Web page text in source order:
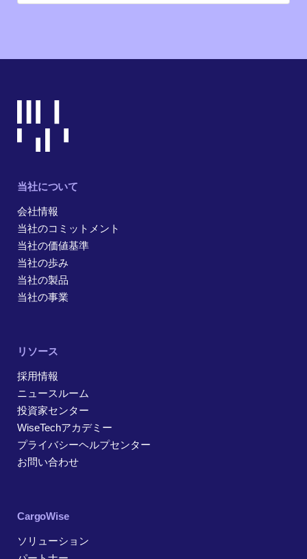
当社について
会社情報
当社のコミットメント
当社の価値基準
当社の歩み
当社の製品
当社の事業
リソース
採用情報
ニュースルーム
投資家センター
WiseTechアカデミー
プライバシーヘルプセンター
お問い合わせ
CargoWise
ソリューション